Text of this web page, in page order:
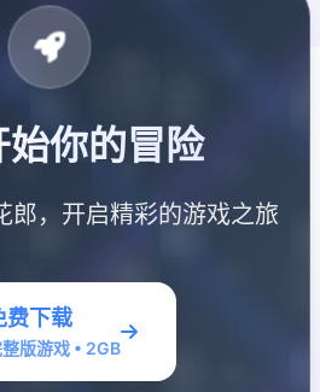
始你的冒险
郎，开启精彩的游戏之旅
费下载
版游戏 • 2GB